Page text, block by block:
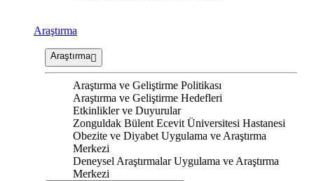
Araştırma
Araştırma
Araştırma ve Geliştirme Politikası
Araştırma ve Geliştirme Hedefleri
Etkinlikler ve Duyurular
Zonguldak Bülent Ecevit Üniversitesi Hastanesi
Obezite ve Diyabet Uygulama ve Araştırma
Merkezi
Deneysel Araştırmalar Uygulama ve Araştırma
Merkezi